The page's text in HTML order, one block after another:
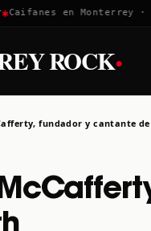
en Monterrey · 12
ROCK·
fundador y cantante